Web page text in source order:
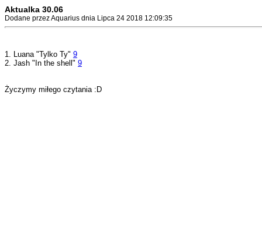
Aktualka 30.06
Dodane przez Aquarius dnia Lipca 24 2018 12:09:35
1. Luana "Tylko Ty" 9
2. Jash "In the shell" 9
Życzymy miłego czytania :D